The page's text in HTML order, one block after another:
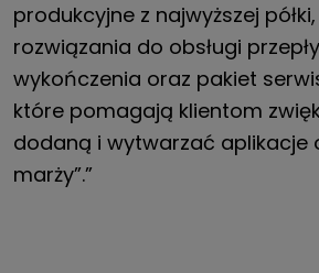
produkcyjne z najwyższej
rozwiązania do obsługi
wykończenia oraz pakiet
które pomagają klientom
dodaną i wytwarzać aplikacje
marży”.”